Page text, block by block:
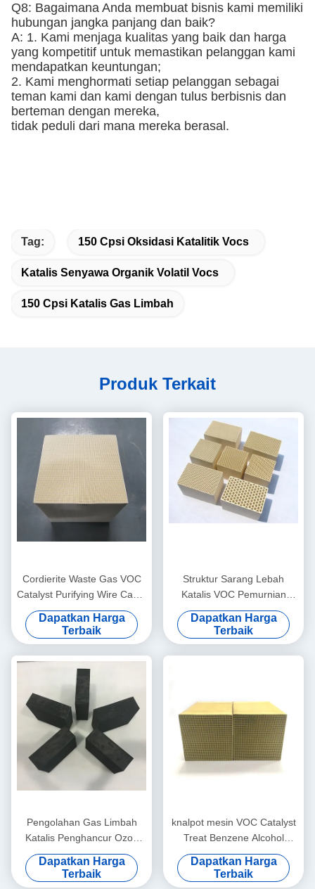
Q8: Bagaimana Anda membuat bisnis kami memiliki
hubungan jangka panjang dan baik?
A: 1. Kami menjaga kualitas yang baik dan harga
yang kompetitif untuk memastikan pelanggan kami
mendapatkan keuntungan;
2. Kami menghormati setiap pelanggan sebagai
teman kami dan kami dengan tulus berbisnis dan
berteman dengan mereka,
tidak peduli dari mana mereka berasal.
Tag: 150 Cpsi Oksidasi Katalitik Vocs
Katalis Senyawa Organik Volatil Vocs
150 Cpsi Katalis Gas Limbah
Produk Terkait
Cordierite Waste Gas VOC
Catalyst Purifying Wire Cable
Industri Mesin Kawat Enamel
Dapatkan Harga
Terbaik
Struktur Sarang Lebah
Katalis VOC Pemurnian
Udara Porositas Tinggi
Dapatkan Harga
Terbaik
Pengolahan Gas Limbah
Katalis Penghancur Ozon
150x150x50mm Hingga
300mm
Dapatkan Harga
Terbaik
knalpot mesin VOC Catalyst
Treat Benzene Alcohol
Aldehyde Alkane
100x100x50mm
Dapatkan Harga
Terbaik